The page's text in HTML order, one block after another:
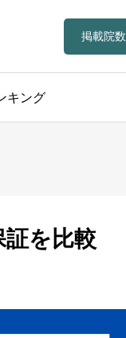
掲載院数
キング
を比較